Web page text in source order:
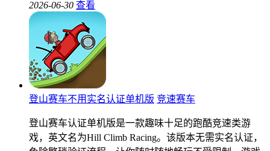
2026-06-30 查看
登山赛车不用实名认证单机版 竞速赛车
登山赛车认证单机版是一款趣味十足的跑酷竞速类游
戏，英文名为Hill Climb Racing。该版本无需实名认证，